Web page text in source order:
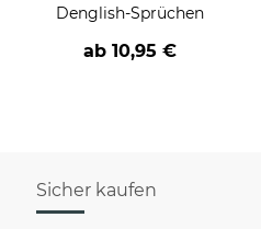
Denglish-Sprüchen
ab10,95 €
Sicher kaufen